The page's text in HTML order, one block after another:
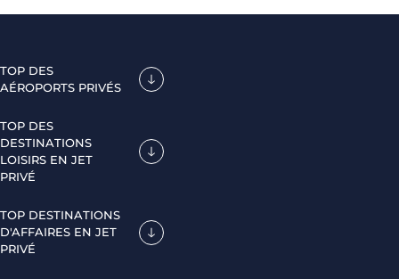
TOP DES
AÉROPORTS PRIVÉS
TOP DES
DESTINATIONS
LOISIRS EN JET
PRIVÉ
TOP DESTINATIONS
D'AFFAIRES EN JET
PRIVÉ